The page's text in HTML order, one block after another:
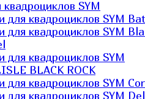
SYM
для квадроциклов SYM
для квадроциклов SYM
для квадроциклов SYM
BLACK ROCK
для квадроциклов SYM
для квадроциклов SYM